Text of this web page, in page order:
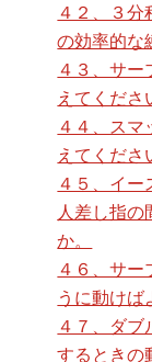
４２、３分
の効率的な
４３、サー
えてくださ
４４、スマ
えてくださ
４５、イー
人差し指の
か。
４６、サー
うに動けば
４７、ダ
するときの